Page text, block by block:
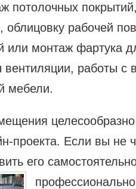
потолочных
облицовку рабочей
или монтаж фартука
вентиляции, работы с
мебели.
целесообразно
проекта. Если вы не
его